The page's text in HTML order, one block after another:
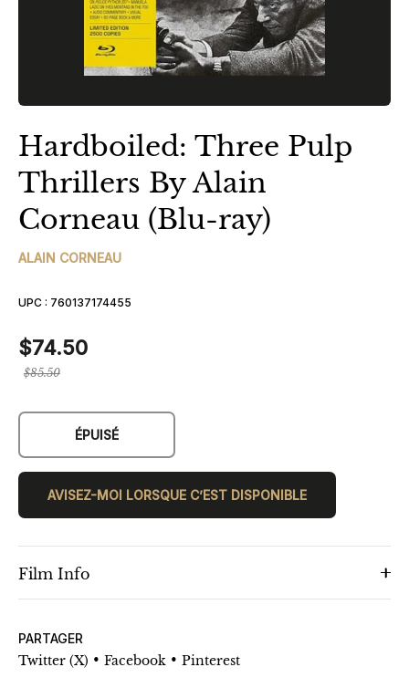
Hardboiled: Three Pulp
Thrillers By Alain
Corneau (Blu-ray)
ALAIN CORNEAU
UPC : 760137174455
$74.50
Prix
$85.50
ÉPUISÉ
AVISEZ-MOI LORSQUE C’EST DISPONIBLE
Film Info
PARTAGER
Twitter (X) • Facebook • Pinterest